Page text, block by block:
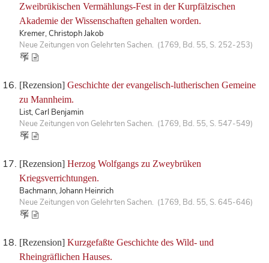
Zweibrükischen Vermählungs-Fest in der Kurpfälzischen
Akademie der Wissenschaften gehalten worden.
Kremer, Christoph Jakob
Neue Zeitungen von Gelehrten Sachen. (1769, Bd. 55, S. 252-253)
[Rezension] Geschichte der evangelisch-lutherischen Gemeine
zu Mannheim.
List, Carl Benjamin
Neue Zeitungen von Gelehrten Sachen. (1769, Bd. 55, S. 547-549)
[Rezension] Herzog Wolfgangs zu Zweybrüken
Kriegsverrichtungen.
Bachmann, Johann Heinrich
Neue Zeitungen von Gelehrten Sachen. (1769, Bd. 55, S. 645-646)
[Rezension] Kurzgefaßte Geschichte des Wild- und
Rheingräflichen Hauses.